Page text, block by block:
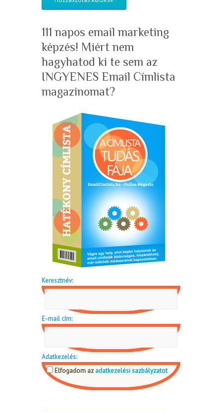
111 napos email marketing
képzés! Miért nem
hagyhatod ki te sem az
INGYENES Email Címlista
magazinomat?
Keresztnév:
E-mail cím:
Adatkezelés:
Elfogadom az adatkezelési sazbályzatot